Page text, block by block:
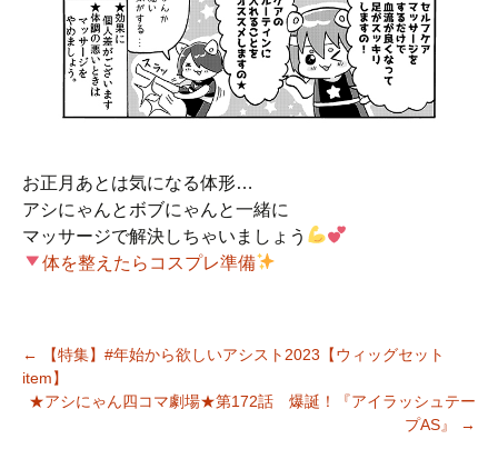
お正月あとは気になる体形…
アシにゃんとボブにゃんと一緒に
マッサージで解決しちゃいましょう
体を整えたらコスプレ準備
投稿ナビゲーション
←
【特集】#年始から欲しいアシスト2023【ウィッグセット
item】
★アシにゃん四コマ劇場★第172話 爆誕！『アイラッシュテー
プAS』
→